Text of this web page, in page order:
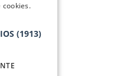
cookies.
(1913)